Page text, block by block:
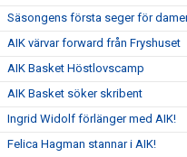
Säsongens första seger för
AIK värvar forward från Fryshuset
AIK Basket Höstlovscamp
AIK Basket söker skribent
Ingrid Widolf förlänger med AIK!
Felica Hagman stannar i AIK!